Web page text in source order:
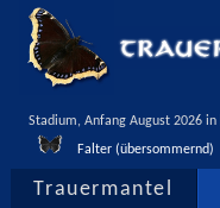
Stadium, Anfang August 2026 in
Falter (übersommernd)
Trauermantel